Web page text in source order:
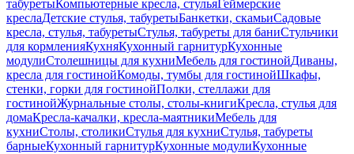
табуретыКомпьютерные кресла, стульяГеймерские
креслаДетские стулья, табуретыБанкетки, скамьиСадовые
кресла, стулья, табуретыСтулья, табуреты для баниСтульчики
для кормленияКухняКухонный гарнитурКухонные
модулиСтолешницы для кухниМебель для гостинойДиваны,
кресла для гостинойКомоды, тумбы для гостинойШкафы,
стенки, горки для гостинойПолки, стеллажи для
гостинойЖурнальные столы, столы-книгиКресла, стулья для
домаКресла-качалки, кресла-маятникиМебель для
кухниСтолы, столикиСтулья для кухниСтулья, табуреты
барныеКухонный гарнитурКухонные модулиКухонные